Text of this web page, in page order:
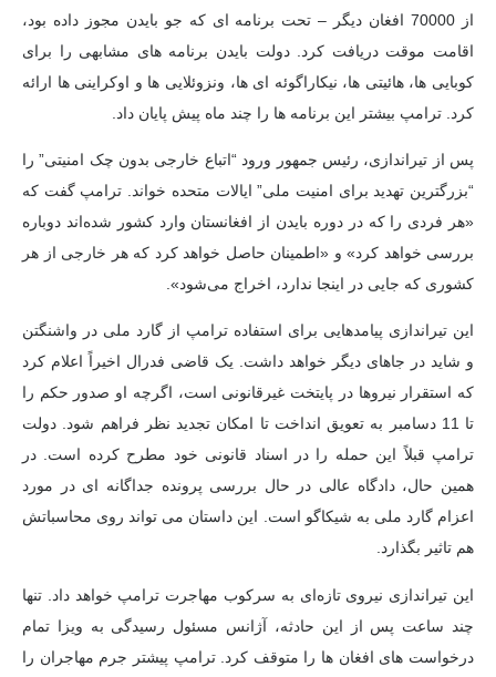
از 70000 افغان دیگر – تحت برنامه ای که جو بایدن مجوز داده بود،
اقامت موقت دریافت کرد. دولت بایدن برنامه های مشابهی را برای
کوبایی ها، هائیتی ها، نیکاراگوئه ای ها، ونزوئلایی ها و اوکراینی ها ارائه
کرد. ترامپ بیشتر این برنامه ها را چند ماه پیش پایان داد.
پس از تیراندازی، رئیس جمهور ورود “اتباع خارجی بدون چک امنیتی” را
“بزرگترین تهدید برای امنیت ملی” ایالات متحده خواند. ترامپ گفت که
«هر فردی را که در دوره بایدن از افغانستان وارد کشور شده‌اند دوباره
بررسی خواهد کرد» و «اطمینان حاصل خواهد کرد که هر خارجی از هر
کشوری که جایی در اینجا ندارد، اخراج می‌شود».
این تیراندازی پیامدهایی برای استفاده ترامپ از گارد ملی در واشنگتن
و شاید در جاهای دیگر خواهد داشت. یک قاضی فدرال اخیراً اعلام کرد
که استقرار نیروها در پایتخت غیرقانونی است، اگرچه او صدور حکم را
تا 11 دسامبر به تعویق انداخت تا امکان تجدید نظر فراهم شود. دولت
ترامپ قبلاً این حمله را در اسناد قانونی خود مطرح کرده است. در
همین حال، دادگاه عالی در حال بررسی پرونده جداگانه ای در مورد
اعزام گارد ملی به شیکاگو است. این داستان می تواند روی محاسباتش
هم تاثیر بگذارد.
این تیراندازی نیروی تازه‌ای به سرکوب مهاجرت ترامپ خواهد داد. تنها
چند ساعت پس از این حادثه، آژانس مسئول رسیدگی به ویزا تمام
درخواست های افغان ها را متوقف کرد. ترامپ پیشتر جرم مهاجران را